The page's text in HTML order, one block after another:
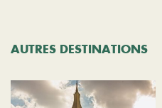
AUTRES DESTINATIONS